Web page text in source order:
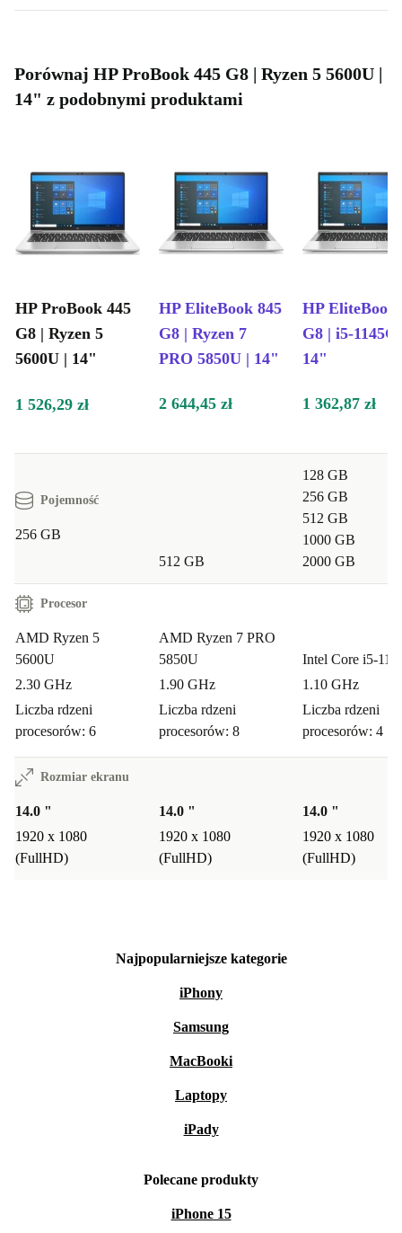
Porównaj HP ProBook 445 G8 | Ryzen 5 5600U |
14" z podobnymi produktami
HP ProBook 445
G8 | Ryzen 5
5600U | 14"
HP EliteBook 845
G8 | Ryzen 7
PRO 5850U | 14"
HP EliteBook
G8 | i5-
14"
1 526,29 zł 2 644,45 zł 1 362,87 zł
Pojemność
256 GB
512 GB
128 GB
256 GB
512 GB
1000 GB
2000 GB
Procesor
AMD Ryzen 5
5600U
2.30 GHz
Liczba rdzeni
procesorów: 6
AMD Ryzen 7 PRO
5850U
1.90 GHz
Liczba rdzeni
procesorów: 8
Intel Core i5-
1.10 GHz
Liczba rdzeni
procesorów: 4
Rozmiar ekranu
14.0 "
1920 x 1080
(FullHD)
14.0 "
1920 x 1080
(FullHD)
14.0 "
1920 x 1080
(FullHD)
Najpopularniejsze kategorie
iPhony
Samsung
MacBooki
Laptopy
iPady
Polecane produkty
iPhone 15